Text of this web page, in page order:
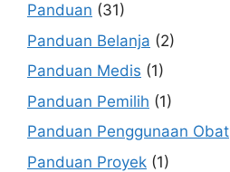
Panduan (31)
Panduan Belanja (2)
Panduan Medis (1)
Panduan Pemilih (1)
Panduan Penggunaan Obat
Panduan Proyek (1)